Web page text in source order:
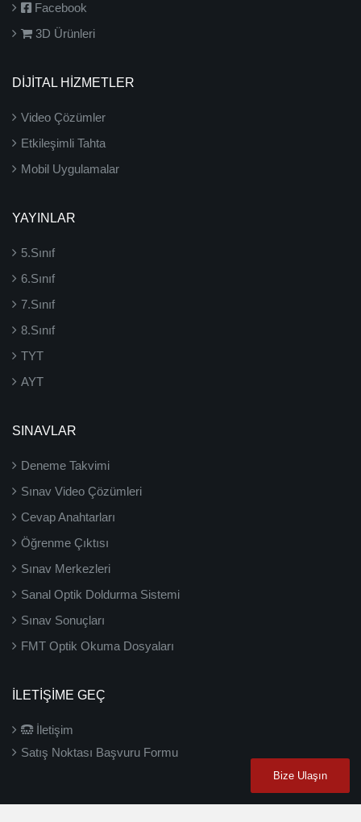
Facebook
3D Ürünleri
DİJİTAL HİZMETLER
Video Çözümler
Etkileşimli Tahta
Mobil Uygulamalar
YAYINLAR
5.Sınıf
6.Sınıf
7.Sınıf
8.Sınıf
TYT
AYT
SINAVLAR
Deneme Takvimi
Sınav Video Çözümleri
Cevap Anahtarları
Öğrenme Çıktısı
Sınav Merkezleri
Sanal Optik Doldurma Sistemi
Sınav Sonuçları
FMT Optik Okuma Dosyaları
İLETIŞIME GEÇ
İletişim
Satış Noktası Başvuru Formu
Bize Ulaşın